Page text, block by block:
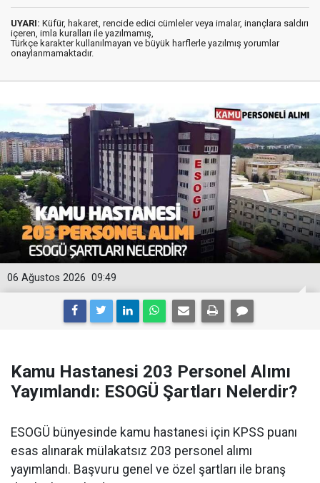
UYARI: Küfür, hakaret, rencide edici cümleler veya imalar, inançlara saldırı
içeren, imla kuralları ile yazılmamış,
Türkçe karakter kullanılmayan ve büyük harflerle yazılmış yorumlar
onaylanmamaktadır.
09:49
06 Ağustos 2026
Kamu Hastanesi 203 Personel Alımı
Yayımlandı: ESOGÜ Şartları Nelerdir?
ESOGÜ bünyesinde kamu hastanesi için KPSS puanı
esas alınarak mülakatsız 203 personel alımı
yayımlandı. Başvuru genel ve özel şartları ile branş